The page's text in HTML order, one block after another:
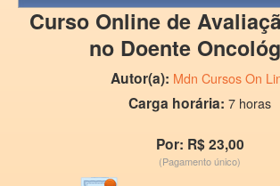
Curso Online de
no Doente
Autor(a): Mdn Cursos On
Carga horária: 7 horas
Por: R$ 23,00
(Pagamento único)